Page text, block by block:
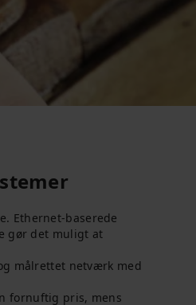
Ethernet-baserede
gør det muligt at
målrettet netværk med
fornuftig pris, mens